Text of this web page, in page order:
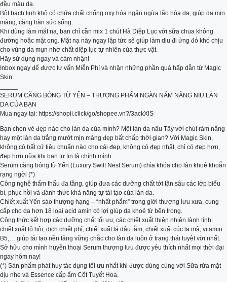
đều màu da.
Bột bạch linh khô có chứa chất chống oxy hóa ngăn ngừa lão hóa da, giúp da mịn
màng, căng tràn sức sống.
Khi dùng làm mặt nạ, bạn chỉ cần mix 1 chút Hà Diệp Lục với sữa chua không
đường hoặc mật ong. Mặt nạ này ngay lập tức sẽ giúp làm dịu đi ửng đỏ khó chịu
cho vùng da mụn nhờ chất diệp lục tự nhiên của thực vật.
Hãy sử dụng ngay và cảm nhận!
Inbox ngay để được tư vấn Miễn Phí và nhận những phần quà hấp dẫn từ Magic
Skin.
SERUM CĂNG BÓNG TỪ YẾN – THƯỢNG PHẨM NGÀN NĂM NÂNG NIU LÀN
DA CỦA BẠN
Mua ngay tại: https://shopii.click/go/shopee.vn?/3ackXlS
Bạn chọn vẻ đẹp nào cho làn da của mình? Một làn da nâu Tây với chút rám nắng
hay một làn da trắng mướt mịn màng đẹp bất chấp thời gian? Với Magic Skin,
không có bất cứ tiêu chuẩn nào cho cái đẹp, không có đẹp nhất, chỉ có đẹp hơn,
đẹp hơn nữa khi bạn tự tin là chính mình.
Serum căng bóng từ Yến (Luxury Swift Nest Serum) chìa khóa cho làn khoẻ khoắn
rạng ngời (*)
Công nghệ thẩm thấu đa tầng, giúp đưa các dưỡng chất tới tận sâu các lớp biểu
bì, phục hồi và đánh thức khả năng tự tái tạo của làn da.
Chiết xuất Yến sào thượng hạng – “nhất phẩm” trong giới thượng lưu xưa, cung
cấp cho da hơn 18 loại acid amin có lợi giúp da khoẻ từ bên trong.
Công thức kết hợp các dưỡng chất tối ưu, các chiết xuất thiên nhiên lành tính:
chiết xuất lô hội, dịch chiết phỉ, chiết xuất lá dâu tằm, chiết xuất cúc la mã, vitamin
B5,… giúp tái tạo nền tảng vững chắc cho làn da luôn ở trạng thái tuyệt vời nhất.
Sở hữu cho mình huyền thoại Serum thượng lưu được yêu thích nhất mọi thời đại
ngay hôm nay!
(*) Sản phẩm phát huy tác dụng tối ưu nhất khi được dùng cùng với Sữa rửa mặt
dịu nhẹ và Essence cấp ẩm Cốt Tuyết Hoa.